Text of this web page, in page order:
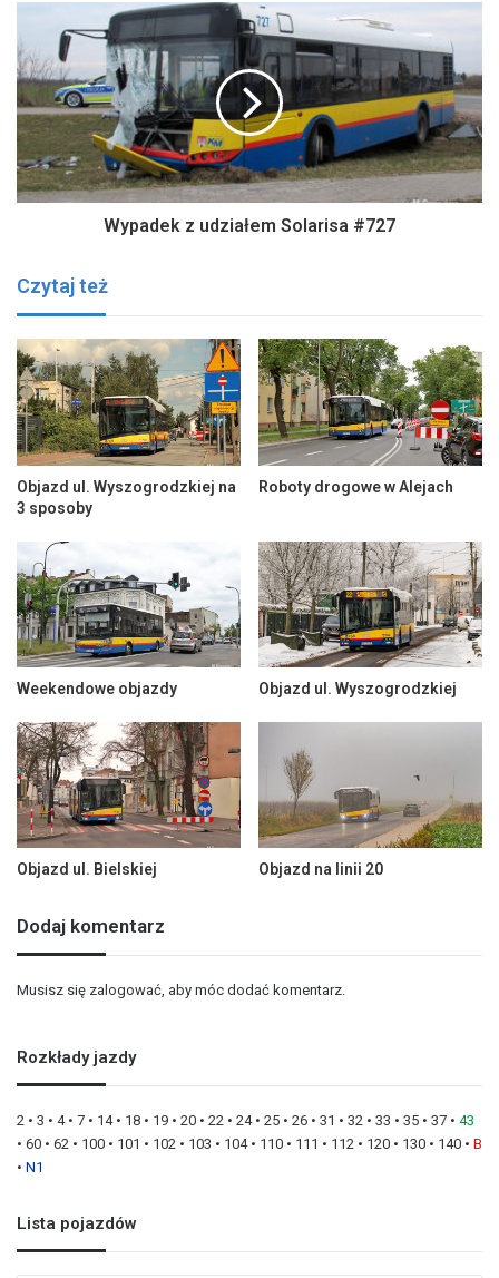
Wypadek z udziałem Solarisa #727
Czytaj też
Objazd ul. Wyszogrodzkiej na
3 sposoby
Roboty drogowe w Alejach
Weekendowe objazdy Objazd ul. Wyszogrodzkiej
Objazd ul. Bielskiej Objazd na linii 20
Dodaj komentarz
Musisz się zalogować, aby móc dodać komentarz.
Rozkłady jazdy
2 • 3 • 4• 7 • 14• 18 • 19 • 20 • 22 • 24• 25 • 26 • 31 • 32 • 33 • 35 • 37 • 43
• 60 • 62 • 100 • 101 • 102 • 103 • 104• 110 • 111 • 112 • 120 • 130 • 140 • B
• N1
Lista pojazdów